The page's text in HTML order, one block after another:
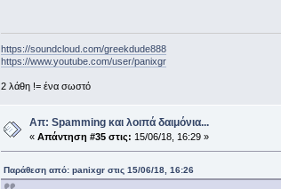
https://soundcloud.com/greekdude888
https://www.youtube.com/user/panixgr
2 λάθη != ένα σωστό
Απ: Spamming και λοιπά δαιμόνια...
« Απάντηση #35 στις: 15/06/18, 16:29 »
Παράθεση από: panixgr στις 15/06/18, 16:26